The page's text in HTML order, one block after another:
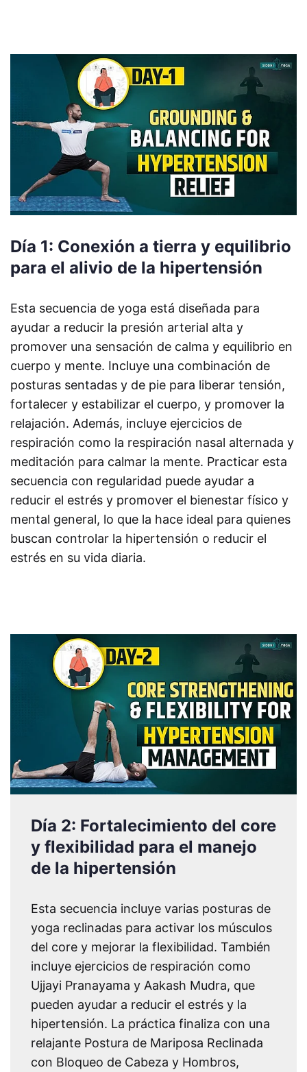
Día 1: Conexión a tierra y equilibrio
para el alivio de la hipertensión
Esta secuencia de yoga está diseñada para
ayudar a reducir la presión arterial alta y
promover una sensación de calma y equilibrio en
cuerpo y mente. Incluye una combinación de
posturas sentadas y de pie para liberar tensión,
fortalecer y estabilizar el cuerpo, y promover la
relajación. Además, incluye ejercicios de
respiración como la respiración nasal alternada y
meditación para calmar la mente. Practicar esta
secuencia con regularidad puede ayudar a
reducir el estrés y promover el bienestar físico y
mental general, lo que la hace ideal para quienes
buscan controlar la hipertensión o reducir el
estrés en su vida diaria.
Día 2: Fortalecimiento del core
y flexibilidad para el manejo
de la hipertensión
Esta secuencia incluye varias posturas de
yoga reclinadas para activar los músculos
del core y mejorar la flexibilidad. También
incluye ejercicios de respiración como
Ujjayi Pranayama y Aakash Mudra, que
pueden ayudar a reducir el estrés y la
hipertensión. La práctica finaliza con una
relajante Postura de Mariposa Reclinada
con Bloqueo de Cabeza y Hombros,